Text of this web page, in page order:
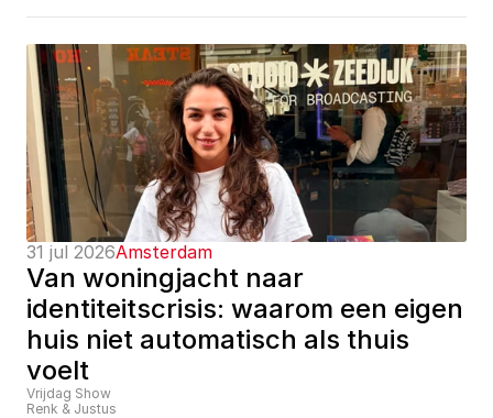
31 jul 2026Amsterdam
Van woningjacht naar
identiteitscrisis: waarom een eigen
huis niet automatisch als thuis
voelt
Vrijdag Show
Renk & Justus